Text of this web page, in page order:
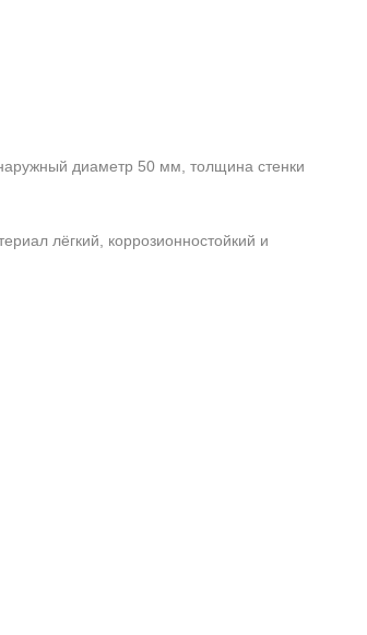
диаметр 50 мм, толщина стенки
лёгкий, коррозионностойкий и